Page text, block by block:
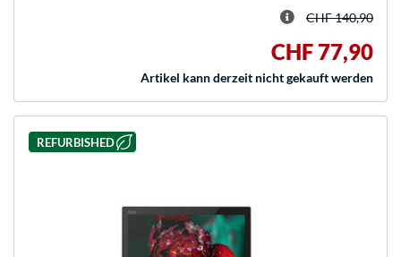
CHF 140,90
CHF 77,90
Artikel kann derzeit nicht gekauft werden
REFURBISHED